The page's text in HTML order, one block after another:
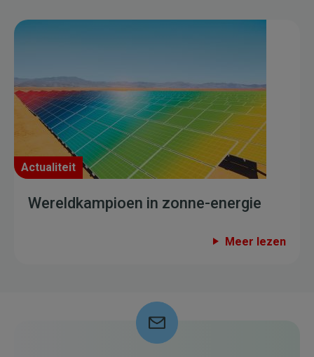
Actualiteit
Wereldkampioen in zonne-energie
Meer lezen